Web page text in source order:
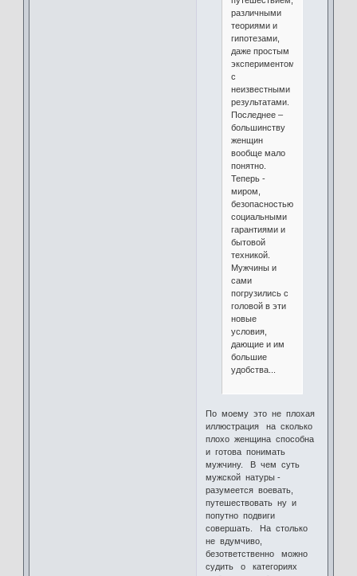
различными
теориями и
гипотезами,
даже простым
экспериментом
с
неизвестными
результатами.
Последнее –
большинству
женщин
вообще мало
понятно.
Теперь -
миром,
безопасностью,
социальными
гарантиями и
бытовой
техникой.
Мужчины и
сами
погрузились с
головой в эти
новые
условия,
дающие и им
большие
удобства...
По моему это не плохая
иллюстрация на сколько
плохо женщина способна
и готова понимать
мужчину. В чем суть
мужской натуры -
разумеется воевать,
путешествовать ну и
попутно подвиги
совершать. На столько
не вдумчиво,
безответственно можно
судить о категориях